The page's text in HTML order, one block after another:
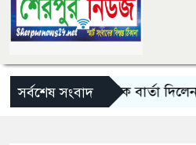
সর্বশেষ সংবাদ
রোমান্টিক বার্তা দিলেন